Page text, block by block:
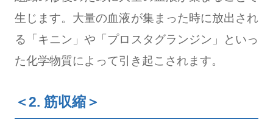
生じます。大量の血液が集まった時に放出され
る「キニン」や「プロスタグランジン」といっ
た化学物質によって引き起こされます。
＜2. 筋収縮＞